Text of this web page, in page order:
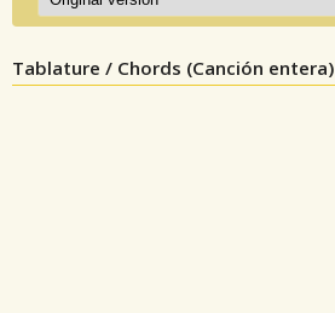
Tablature / Chords (Canción entera)